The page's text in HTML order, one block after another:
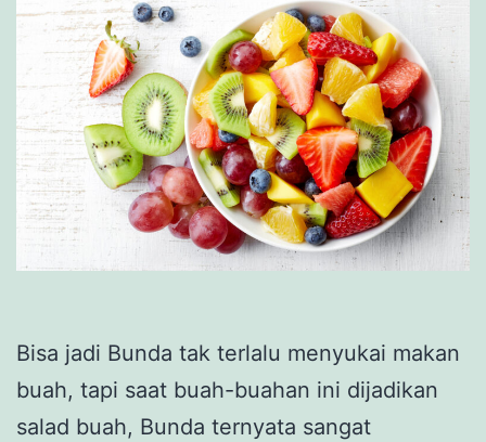
Bisa jadi Bunda tak terlalu menyukai makan
buah, tapi saat buah-buahan ini dijadikan
salad buah, Bunda ternyata sangat